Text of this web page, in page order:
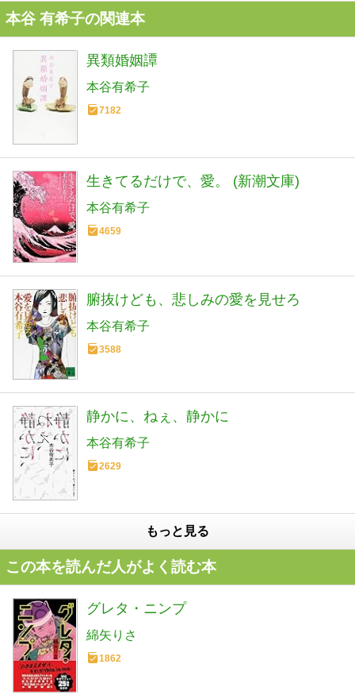
本谷 有希子の関連本
異類婚姻譚
本谷有希子
7182
生きてるだけで、愛。 (新潮文庫)
本谷有希子
4659
腑抜けども、悲しみの愛を見せろ
本谷有希子
3588
静かに、ねぇ、静かに
本谷有希子
2629
もっと見る
この本を読んだ人がよく読む本
グレタ・ニンプ
綿矢りさ
1862